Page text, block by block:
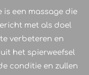
is een massage die
met als doel
verbeteren en
het spierweefsel
conditie en zullen